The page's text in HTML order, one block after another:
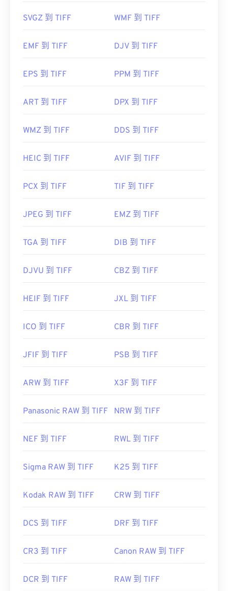
JPG转换器。
其他程序（例如 ColorStrokes、GNU 图像处理程序 (
开和处理 TIFF 文件。
开发者： Aldus Corporation ，现为 Adob​​e Inc.
首次发行：
https://www.adobe.com/creativecloud/file-
https://www.file-extensions.org/tiff-file-extension
SVGZ 到 TIFF WMF 到 TIFF
EMF 到 TIFF DJV 到 TIFF
EPS 到 TIFF PPM 到 TIFF
ART 到 TIFF DPX 到 TIFF
WMZ 到 TIFF DDS 到 TIFF
HEIC 到 TIFF AVIF 到 TIFF
PCX 到 TIFF TIF 到 TIFF
JPEG 到 TIFF EMZ 到 TIFF
TGA 到 TIFF DIB 到 TIFF
DJVU 到 TIFF CBZ 到 TIFF
HEIF 到 TIFF JXL 到 TIFF
ICO 到 TIFF CBR 到 TIFF
JFIF 到 TIFF PSB 到 TIFF
ARW 到 TIFF X3F 到 TIFF
Panasonic RAW 到 TIFF NRW 到 TIFF
NEF 到 TIFF RWL 到 TIFF
Sigma RAW 到 TIFF K25 到 TIFF
Kodak RAW 到 TIFF CRW 到 TIFF
DCS 到 TIFF DRF 到 TIFF
CR3 到 TIFF Canon RAW 到 TIFF
DCR 到 TIFF RAW 到 TIFF